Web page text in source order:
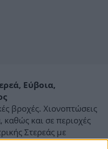
Εύβοια,
βροχές. Χιονοπτώσεις
και σε περιοχές
Στερεάς με
υψόμετρο στη